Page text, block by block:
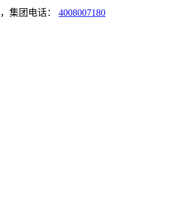
，集团电话： 4008007180